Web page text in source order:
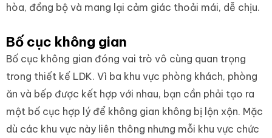
hòa, đồng bộ và mang lại cảm giác thoải mái, dễ chịu.
Bố cục không gian
Bố cục không gian đóng vai trò vô cùng quan trọng
trong thiết kế LDK. Vì ba khu vực phòng khách, phòng
ăn và bếp được kết hợp với nhau, bạn cần phải tạo ra
một bố cục hợp lý để không gian không bị lộn xộn. Mặc
dù các khu vực này liên thông nhưng mỗi khu vực chức